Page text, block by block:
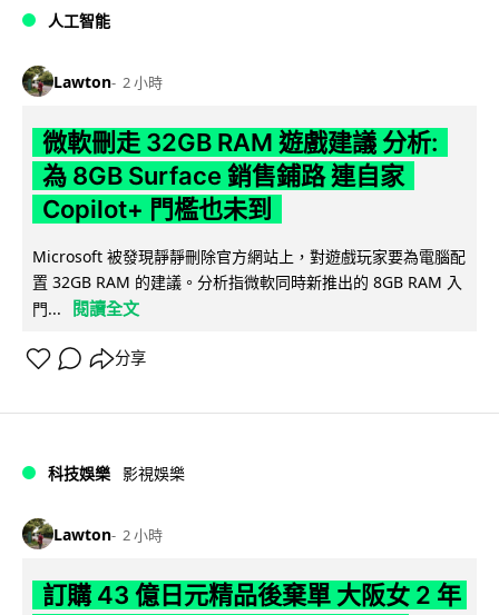
人工智能
Lawton 2 小時
微軟刪走 32GB RAM 遊戲建議 分析:
為 8GB Surface 銷售鋪路 連自家
Copilot+ 門檻也未到
Microsoft 被發現靜靜刪除官方網站上，對遊戲玩家要為電腦配
置 32GB RAM 的建議。分析指微軟同時新推出的 8GB RAM 入
門...
閱讀全文
分享
科技娛樂 影視娛樂
Lawton 2 小時
訂購 43 億日元精品後棄單 大阪女 2 年